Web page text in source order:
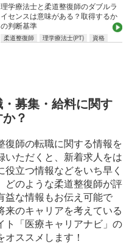
理学療法士と柔道整復師のダブルラ
イセンスは意味がある？取得するか
の判断基準
柔道整復師 理学療法士(PT) 資格
募集・給料に関す
？
復師の転職に関する情報を
ただくと、新着求人をは
立つ情報などをいち早く
どのような柔道整復師が評
益な情報もお伝え可能で
のキャリアを考えている
ト「医療キャリアナビ」の
オススメします！